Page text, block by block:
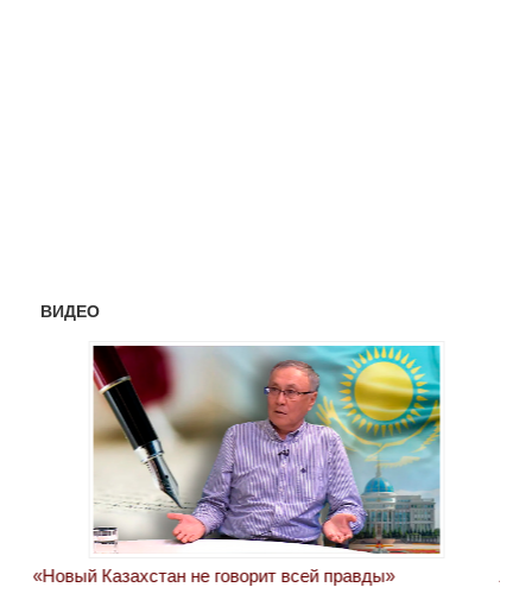
ВИДЕО
«Новый Казахстан не говорит всей правды»